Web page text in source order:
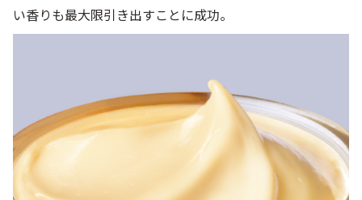
い香りも最大限引き出すことに成功。